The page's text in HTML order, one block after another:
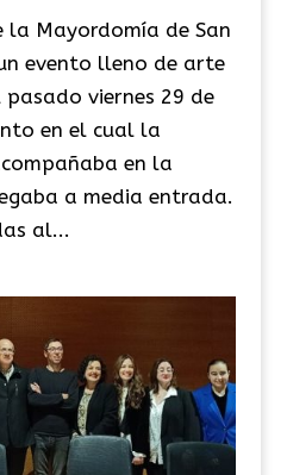
la Mayordomía de San
evento lleno de arte
viernes 29 de
en el cual la
en la
a media entrada.
al...